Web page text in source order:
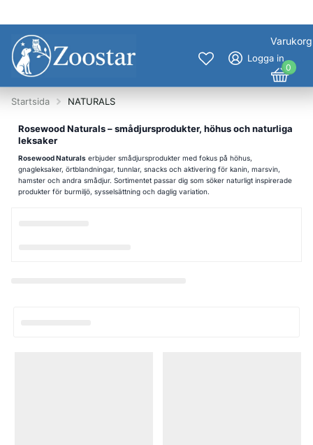
Logga in
Varukorg
0
Startsida NATURALS
Rosewood Naturals – smådjursprodukter, höhus och naturliga
leksaker
Rosewood Naturals erbjuder smådjursprodukter med fokus på höhus,
gnagleksaker, örtblandningar, tunnlar, snacks och aktivering för kanin, marsvin,
hamster och andra smådjur. Sortimentet passar dig som söker naturligt inspirerade
produkter för burmiljö, sysselsättning och daglig variation.